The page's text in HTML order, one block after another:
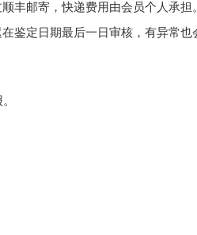
丰邮寄，快递费用由会员个人承担
鉴定日期最后一日审核，有异常